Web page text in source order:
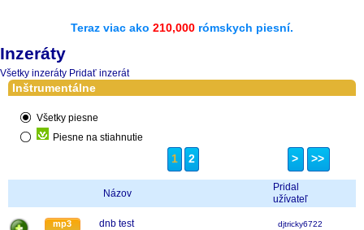
Teraz viac ako 210,000 rómskych piesní.
Inzeráty
Všetky inzeráty Pridať inzerát
Inštrumentálne
Všetky piesne
Piesne na stiahnutie
1 2 > >>
Názov
Pridal
užívateľ
mp3 dnb test djtricky6722